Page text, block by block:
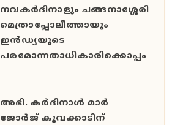
നവകർദിനാളും ചങ്ങനാശ്ശേരി
മെത്രാപ്പോലീത്തായും
ഇൻഡ്യയുടെ
പരമോന്നതാധികാരിക്കൊപ്പം
അഭി. കർദിനാൾ മാർ
ജോർജ് കൂവക്കാടിന്